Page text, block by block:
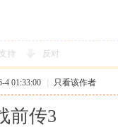
支持 反对
4 01:33:00 只看该作者
前传3